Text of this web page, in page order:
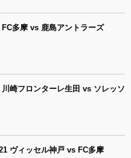
FC多摩 vs 鹿島アントラーズ
川崎フロンターレ生田 vs ソレッソ
ヴィッセル神戸 vs FC多摩